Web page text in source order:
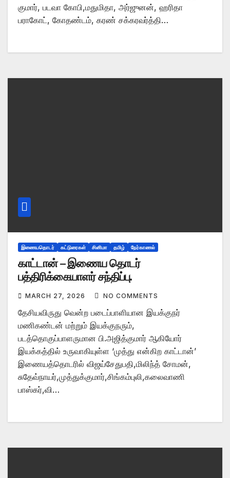
குமார், படவா கோபி,மதுமிதா, அர்ஜுனன், ஹரிதா
பராகோட், கோதண்டம், கரண் சக்கரவர்த்தி…
இணையதொடர் கட்டுரைகள் சினிமா தமிழ் நேர்காணல்
காட்டான் – இணைய தொடர்
பத்திரிக்கையாளர் சந்திப்பு.
MARCH 27, 2026 NO COMMENTS
தேசியவிருது வென்ற படைப்பாளியான இயக்குநர்
மணிகண்டன் மற்றும் இயக்குநரும்,
படத்தொகுப்பாளருமான பி.அஜித்குமார் ஆகியோர்
இயக்கத்தில் உருவாகியுள்ள ‘முத்து என்கிற காட்டான்’
இணையத்தொடரில் விஜய்சேதுபதி,மிலிந்த் சோமன்,
சுதேவ்நாயர்,முத்துக்குமார்,சிங்கம்புலி,கலைவாணி
பாஸ்கர்,வி…